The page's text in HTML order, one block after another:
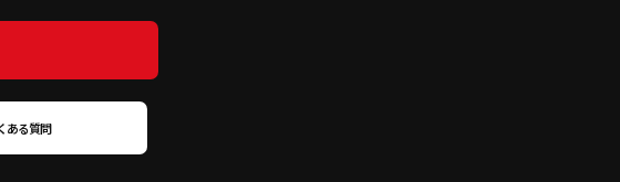
ある質問